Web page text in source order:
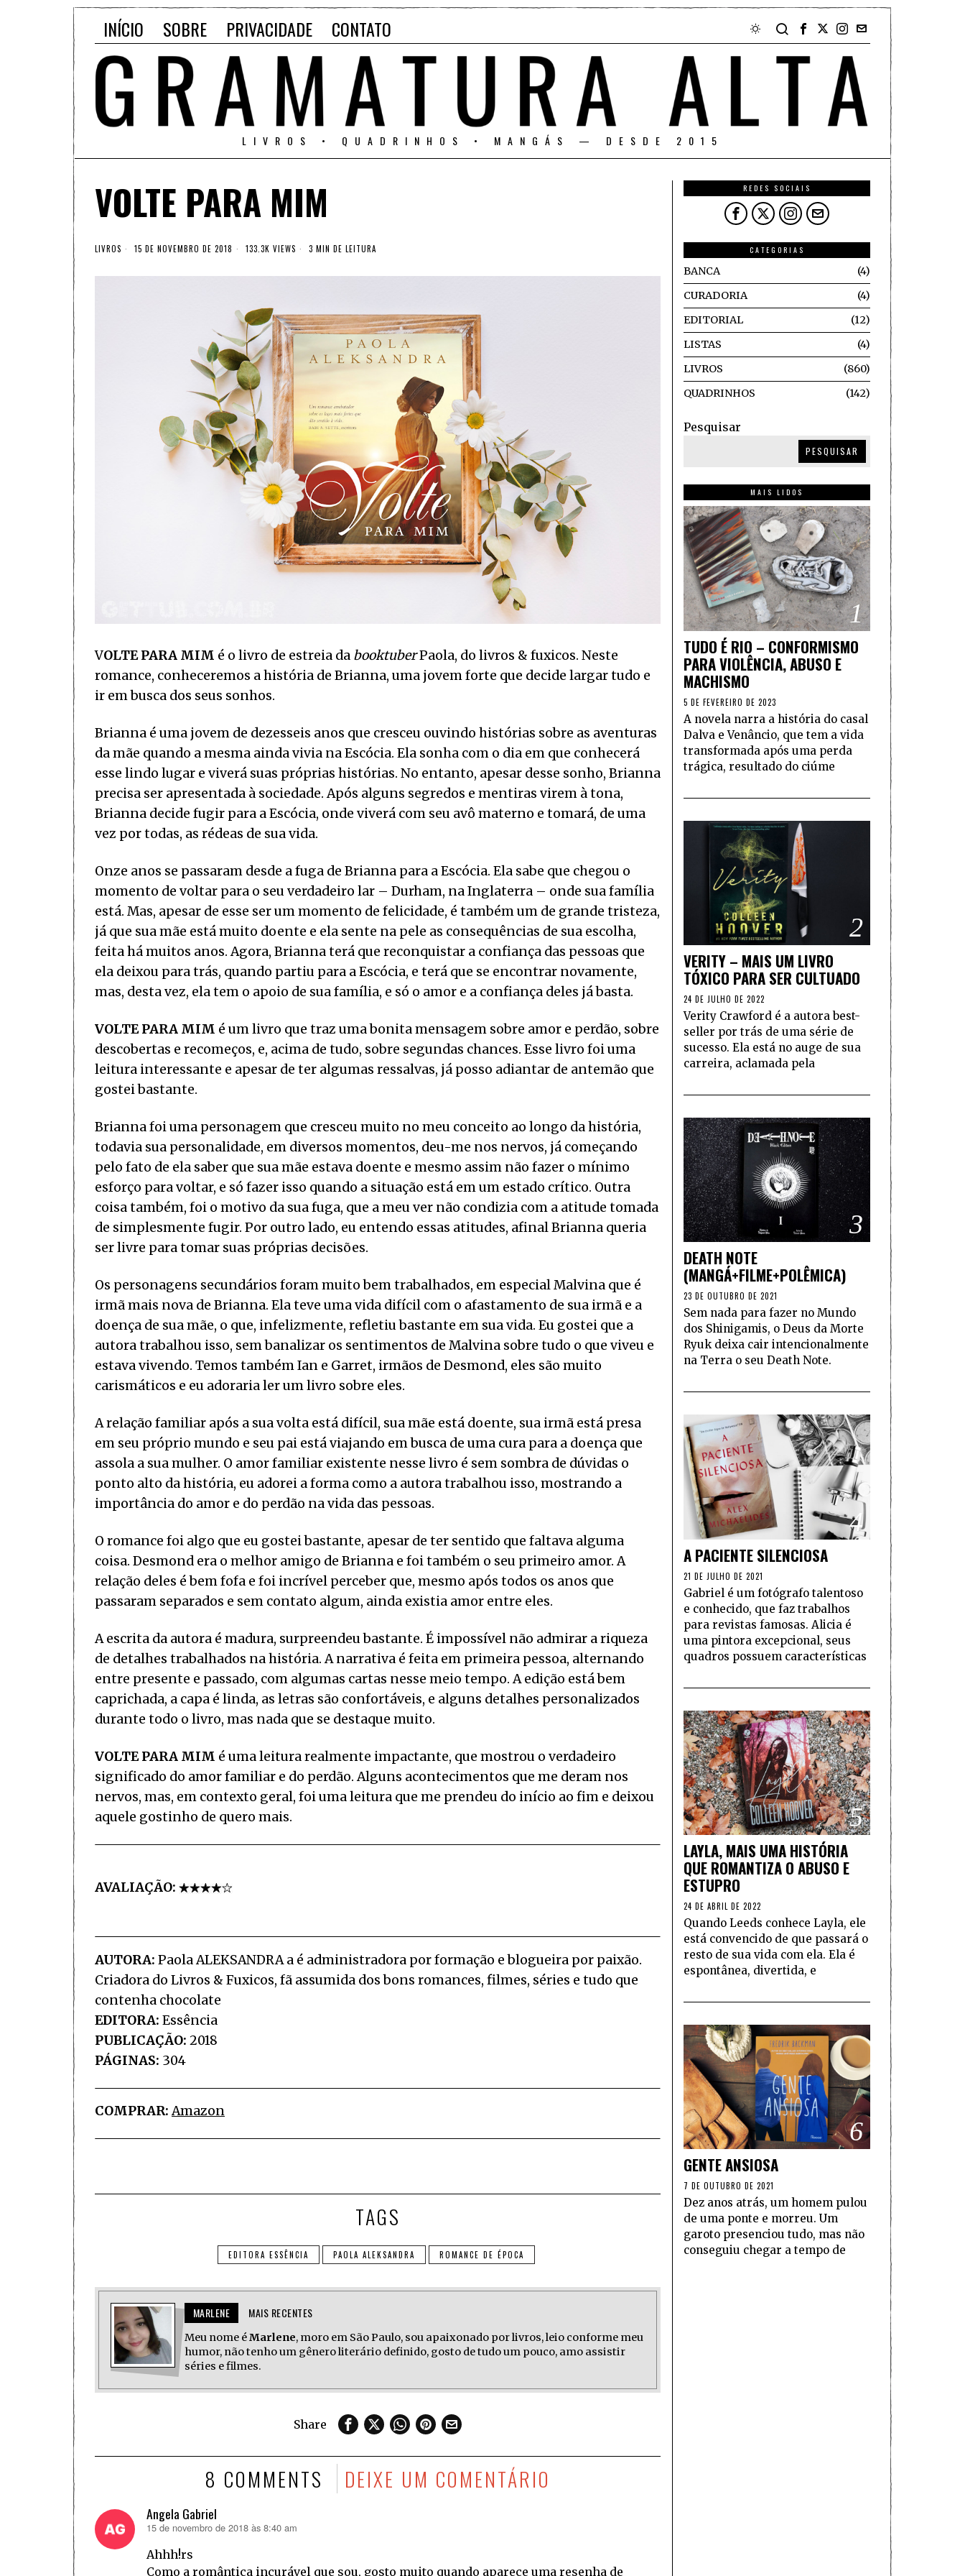
INÍCIO SOBRE PRIVACIDADE CONTATO
LIVROS • QUADRINHOS • MANGÁS — DESDE 2015
VOLTE PARA MIM
LIVROS 15 DE NOVEMBRO DE 2018 133.3K VIEWS 3 MIN DE LEITURA
VOLTE PARA MIM é o livro de estreia da booktuberPaola, do livros & fuxicos. Neste
romance, conheceremos a história de Brianna, uma jovem forte que decide largar tudo e
ir em busca dos seus sonhos.
Brianna é uma jovem de dezesseis anos que cresceu ouvindo histórias sobre as aventuras
da mãe quando a mesma ainda vivia na Escócia. Ela sonha com o dia em que conhecerá
esse lindo lugar e viverá suas próprias histórias. No entanto, apesar desse sonho, Brianna
precisa ser apresentada à sociedade. Após alguns segredos e mentiras virem à tona,
Brianna decide fugir para a Escócia, onde viverá com seu avô materno e tomará, de uma
vez por todas, as rédeas de sua vida.
Onze anos se passaram desde a fuga de Brianna para a Escócia. Ela sabe que chegou o
momento de voltar para o seu verdadeiro lar – Durham, na Inglaterra – onde sua família
está. Mas, apesar de esse ser um momento de felicidade, é também um de grande tristeza,
já que sua mãe está muito doente e ela sente na pele as consequências de sua escolha,
feita há muitos anos. Agora, Brianna terá que reconquistar a confiança das pessoas que
ela deixou para trás, quando partiu para a Escócia, e terá que se encontrar novamente,
mas, desta vez, ela tem o apoio de sua família, e só o amor e a confiança deles já basta.
VOLTE PARA MIM é um livro que traz uma bonita mensagem sobre amor e perdão, sobre
descobertas e recomeços, e, acima de tudo, sobre segundas chances. Esse livro foi uma
leitura interessante e apesar de ter algumas ressalvas, já posso adiantar de antemão que
gostei bastante.
Brianna foi uma personagem que cresceu muito no meu conceito ao longo da história,
todavia sua personalidade, em diversos momentos, deu-me nos nervos, já começando
pelo fato de ela saber que sua mãe estava doente e mesmo assim não fazer o mínimo
esforço para voltar, e só fazer isso quando a situação está em um estado crítico. Outra
coisa também, foi o motivo da sua fuga, que a meu ver não condizia com a atitude tomada
de simplesmente fugir. Por outro lado, eu entendo essas atitudes, afinal Brianna queria
ser livre para tomar suas próprias decisões.
Os personagens secundários foram muito bem trabalhados, em especial Malvina que é
irmã mais nova de Brianna. Ela teve uma vida difícil com o afastamento de sua irmã e a
doença de sua mãe, o que, infelizmente, refletiu bastante em sua vida. Eu gostei que a
autora trabalhou isso, sem banalizar os sentimentos de Malvina sobre tudo o que viveu e
estava vivendo. Temos também Ian e Garret, irmãos de Desmond, eles são muito
carismáticos e eu adoraria ler um livro sobre eles.
A relação familiar após a sua volta está difícil, sua mãe está doente, sua irmã está presa
em seu próprio mundo e seu pai está viajando em busca de uma cura para a doença que
assola a sua mulher. O amor familiar existente nesse livro é sem sombra de dúvidas o
ponto alto da história, eu adorei a forma como a autora trabalhou isso, mostrando a
importância do amor e do perdão na vida das pessoas.
O romance foi algo que eu gostei bastante, apesar de ter sentido que faltava alguma
coisa. Desmond era o melhor amigo de Brianna e foi também o seu primeiro amor. A
relação deles é bem fofa e foi incrível perceber que, mesmo após todos os anos que
passaram separados e sem contato algum, ainda existia amor entre eles.
A escrita da autora é madura, surpreendeu bastante. É impossível não admirar a riqueza
de detalhes trabalhados na história. A narrativa é feita em primeira pessoa, alternando
entre presente e passado, com algumas cartas nesse meio tempo. A edição está bem
caprichada, a capa é linda, as letras são confortáveis, e alguns detalhes personalizados
durante todo o livro, mas nada que se destaque muito.
VOLTE PARA MIM é uma leitura realmente impactante, que mostrou o verdadeiro
significado do amor familiar e do perdão. Alguns acontecimentos que me deram nos
nervos, mas, em contexto geral, foi uma leitura que me prendeu do início ao fim e deixou
aquele gostinho de quero mais.
AVALIAÇÃO:
AUTORA: Paola ALEKSANDRA a é administradora por formação e blogueira por paixão.
Criadora do Livros & Fuxicos, fã assumida dos bons romances, filmes, séries e tudo que
contenha chocolate
EDITORA: Essência
PUBLICAÇÃO: 2018
PÁGINAS: 304
COMPRAR: Amazon
TAGS
EDITORA ESSÊNCIA PAOLA ALEKSANDRA ROMANCE DE ÉPOCA
MARLENE MAIS RECENTES
Meu nome éMarlene, moro em São Paulo, sou apaixonado por livros, leio conforme meu
humor, não tenho um gênero literário definido, gosto de tudo um pouco, amo assistir
séries e filmes.
Share
8 COMMENTS DEIXE UM COMENTÁRIO
Angela Gabriel
disse:
15 de novembro de 2018 às 8:40 am
Ahhh!rs
Como a romântica incurável que sou, gosto muito quando aparece uma resenha de
REDES SOCIAIS
CATEGORIAS
BANCA
4
CURADORIA
4
EDITORIAL
12
LISTAS
4
LIVROS
860
QUADRINHOS
142
Pesquisar
PESQUISAR
MAIS LIDOS
1
TUDO É RIO – CONFORMISMO
PARA VIOLÊNCIA, ABUSO E
MACHISMO
5 DE FEVEREIRO DE 2023
A novela narra a história do casal
Dalva e Venâncio, que tem a vida
transformada após uma perda
trágica, resultado do ciúme
2
VERITY – MAIS UM LIVRO
TÓXICO PARA SER CULTUADO
24 DE JULHO DE 2022
Verity Crawford é a autora best-
seller por trás de uma série de
sucesso. Ela está no auge de sua
carreira, aclamada pela
3
DEATH NOTE
(MANGÁ+FILME+POLÊMICA)
23 DE OUTUBRO DE 2021
Sem nada para fazer no Mundo
dos Shinigamis, o Deus da Morte
Ryuk deixa cair intencionalmente
na Terra o seu Death Note.
4
A PACIENTE SILENCIOSA
21 DE JULHO DE 2021
Gabriel é um fotógrafo talentoso
e conhecido, que faz trabalhos
para revistas famosas. Alicia é
uma pintora excepcional, seus
quadros possuem características
5
LAYLA, MAIS UMA HISTÓRIA
QUE ROMANTIZA O ABUSO E
ESTUPRO
24 DE ABRIL DE 2022
Quando Leeds conhece Layla, ele
está convencido de que passará o
resto de sua vida com ela. Ela é
espontânea, divertida, e
6
GENTE ANSIOSA
7 DE OUTUBRO DE 2021
Dez anos atrás, um homem pulou
de uma ponte e morreu. Um
garoto presenciou tudo, mas não
conseguiu chegar a tempo de